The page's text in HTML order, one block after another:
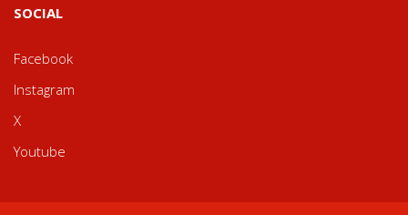
SOCIAL
Facebook
Instagram
X
Youtube